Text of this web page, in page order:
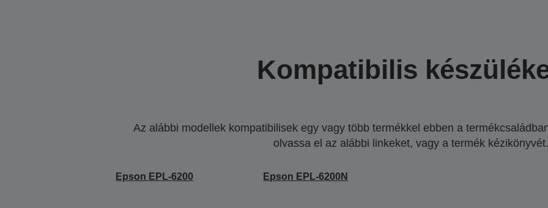
Kompatibilis
Az alábbi modellek kompatibilisek egy vagy több termékkel ebben a
olvassa el az alábbi linkeket, vagy a termék kézikönyvét.
Epson EPL-6200 Epson EPL-6200N